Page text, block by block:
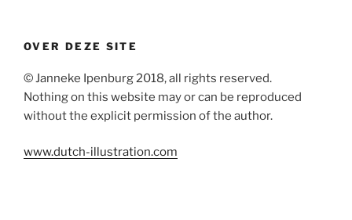
OVER DEZE SITE
© Janneke Ipenburg 2018, all rights reserved.
Nothing on this website may or can be reproduced
without the explicit permission of the author.
www.dutch-illustration.com